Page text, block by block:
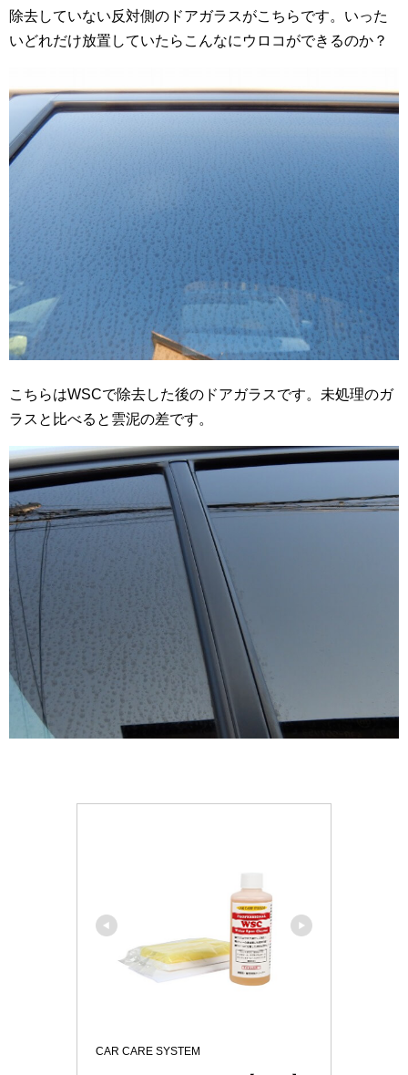
除去していない反対側のドアガラスがこちらです。いった
いどれだけ放置していたらこんなにウロコができるのか？
こちらはWSCで除去した後のドアガラスです。未処理のガ
ラスと比べると雲泥の差です。
CAR CARE SYSTEM